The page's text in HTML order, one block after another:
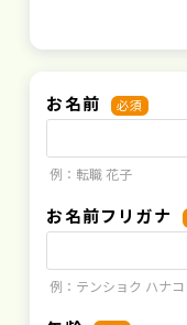
お名前 必須
例：転職 花子
お名前フリガナ
例：テンショク ハナコ